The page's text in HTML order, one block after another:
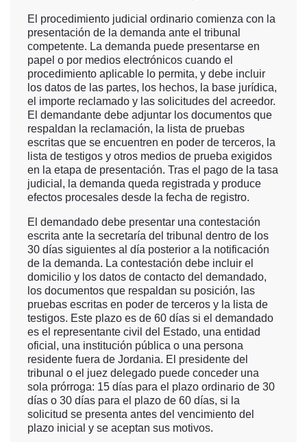
El procedimiento judicial ordinario comienza con la
presentación de la demanda ante el tribunal
competente. La demanda puede presentarse en
papel o por medios electrónicos cuando el
procedimiento aplicable lo permita, y debe incluir
los datos de las partes, los hechos, la base jurídica,
el importe reclamado y las solicitudes del acreedor.
El demandante debe adjuntar los documentos que
respaldan la reclamación, la lista de pruebas
escritas que se encuentren en poder de terceros, la
lista de testigos y otros medios de prueba exigidos
en la etapa de presentación. Tras el pago de la tasa
judicial, la demanda queda registrada y produce
efectos procesales desde la fecha de registro.
El demandado debe presentar una contestación
escrita ante la secretaría del tribunal dentro de los
30 días siguientes al día posterior a la notificación
de la demanda. La contestación debe incluir el
domicilio y los datos de contacto del demandado,
los documentos que respaldan su posición, las
pruebas escritas en poder de terceros y la lista de
testigos. Este plazo es de 60 días si el demandado
es el representante civil del Estado, una entidad
oficial, una institución pública o una persona
residente fuera de Jordania. El presidente del
tribunal o el juez delegado puede conceder una
sola prórroga: 15 días para el plazo ordinario de 30
días o 30 días para el plazo de 60 días, si la
solicitud se presenta antes del vencimiento del
plazo inicial y se aceptan sus motivos.